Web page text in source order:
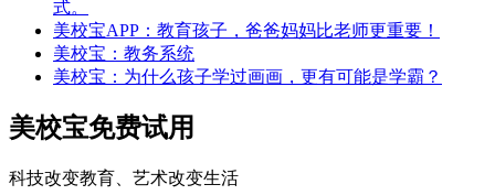
式。
美校宝APP：教育孩子，爸爸妈妈比老师更重要！
美校宝：教务系统
美校宝：为什么孩子学过画画，更有可能是学霸？
美校宝免费试用
科技改变教育、艺术改变生活